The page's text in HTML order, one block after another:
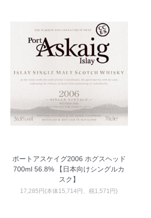
ポートアスケイグ2006 ホグスヘッド
700ml 56.8% 【日本向けシングルカ
スク】
17,285円(本体15,714円、税1,571円)